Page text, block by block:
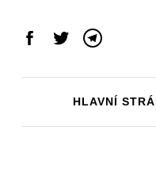
Facebook
TwitterTelegram
HLAVNÍ